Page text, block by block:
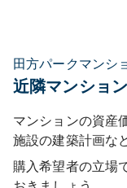
田方パークマンシ
近隣マンショ
マンションの資産
施設の建築計画な
購入希望者の立場